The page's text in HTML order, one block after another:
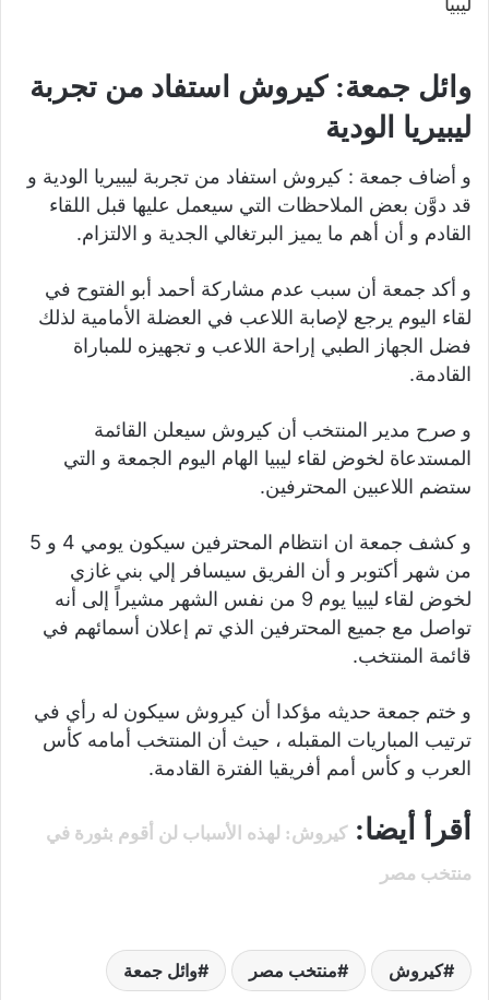
وائل جمعة: كيروش استفاد من تجربة
ليبيريا الودية
و أضاف جمعة : كيروش استفاد من تجربة ليبيريا الودية و
قد دوَّن بعض الملاحظات التي سيعمل عليها قبل اللقاء
القادم و أن أهم ما يميز البرتغالي الجدية و الالتزام.
و أكد جمعة أن سبب عدم مشاركة أحمد أبو الفتوح في
لقاء اليوم يرجع لإصابة اللاعب في العضلة الأمامية لذلك
فضل الجهاز الطبي إراحة اللاعب و تجهيزه للمباراة
القادمة.
و صرح مدير المنتخب أن كيروش سيعلن القائمة
المستدعاة لخوض لقاء ليبيا الهام اليوم الجمعة و التي
ستضم اللاعبين المحترفين.
و كشف جمعة ان انتظام المحترفين سيكون يومي 4 و 5
من شهر أكتوبر و أن الفريق سيسافر إلي بني غازي
لخوض لقاء ليبيا يوم 9 من نفس الشهر مشيراً إلى أنه
تواصل مع جميع المحترفين الذي تم إعلان أسمائهم في
قائمة المنتخب.
و ختم جمعة حديثه مؤكدا أن كيروش سيكون له رأي في
ترتيب المباريات المقبله ، حيث أن المنتخب أمامه كأس
العرب و كأس أمم أفريقيا الفترة القادمة.
أقرأ أيضا:كيروش: لهذه الأسباب لن أقوم بثورة في
منتخب مصر
كيروش منتخب مصر وائل جمعة